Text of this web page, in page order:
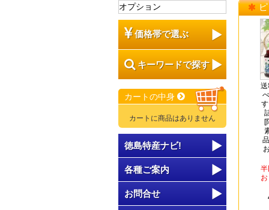
送
[
半
オプション
価格帯で選ぶ
キーワードで探す
カートの中身
カートに商品はありません
徳島特産ナビ!
各種ご案内
お問合せ